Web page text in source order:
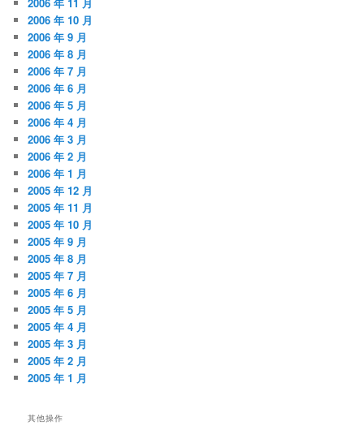
2006 年 10 月
2006 年 9 月
2006 年 8 月
2006 年 7 月
2006 年 6 月
2006 年 5 月
2006 年 4 月
2006 年 3 月
2006 年 2 月
2006 年 1 月
2005 年 12 月
2005 年 11 月
2005 年 10 月
2005 年 9 月
2005 年 8 月
2005 年 7 月
2005 年 6 月
2005 年 5 月
2005 年 4 月
2005 年 3 月
2005 年 2 月
2005 年 1 月
其他操作